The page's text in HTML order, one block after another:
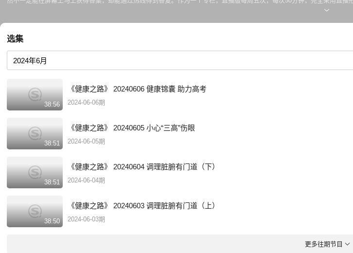
选集
38:56
《健康之路》 20240606 健康锦囊 助力高考
2024-06-06期
38:51
《健康之路》 20240605 小心“三高”伤眼
2024-06-05期
38:51
《健康之路》 20240604 调理脏腑有门道（下）
2024-06-04期
38:50
《健康之路》 20240603 调理脏腑有门道（上）
2024-06-03期
更多往期节目